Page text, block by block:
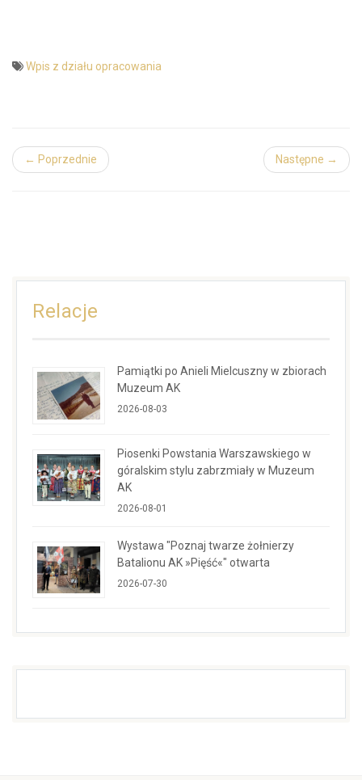
Wpis z działu opracowania
← Poprzednie Następne →
Relacje
Pamiątki po Anieli Mielcuszny w zbiorach
Muzeum AK
2026-08-03
Piosenki Powstania Warszawskiego w
góralskim stylu zabrzmiały w Muzeum
AK
2026-08-01
Wystawa "Poznaj twarze żołnierzy
Batalionu AK »Pięść«" otwarta
2026-07-30